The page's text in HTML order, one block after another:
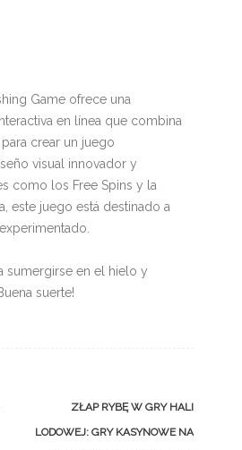
Game ofrece una
en línea que combina
crear un juego
visual innovador y
como los Free Spins y la
este juego está destinado a
sumergirse en el hielo y
suerte!
ZŁAP RYBĘ W GRY HALI
LODOWEJ: GRY KASYNOWE NA